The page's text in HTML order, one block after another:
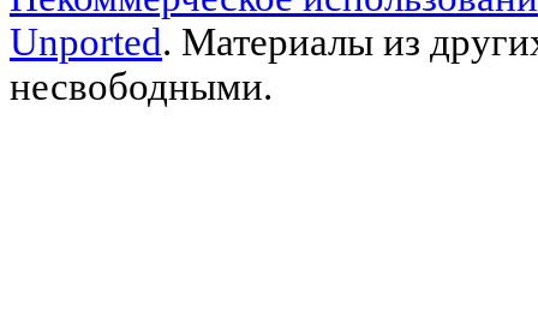
Unported. Материалы из
несвободными.